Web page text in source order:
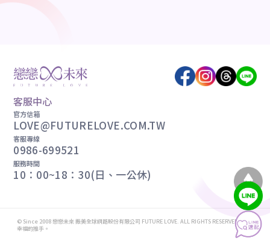
客服中心
官方信箱
LOVE@FUTURELOVE.COM.TW
客服專線
0986-699521
服務時間
10：00~18：30(日、一公休)
© Since 2008 戀戀未來 振美全球網路股份有限公司 FUTURE LOVE. ALL RIGHTS RESERVED. 轉動
幸福的推手。